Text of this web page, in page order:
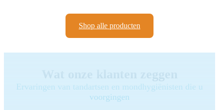
Shop alle producten
Ervaringen van tandartsen en mondhygiënisten die u
voorgingen